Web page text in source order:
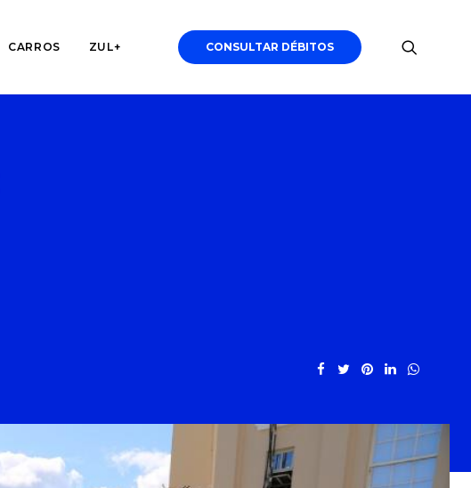
CARROS ZUL+ CONSULTAR DÉBITOS